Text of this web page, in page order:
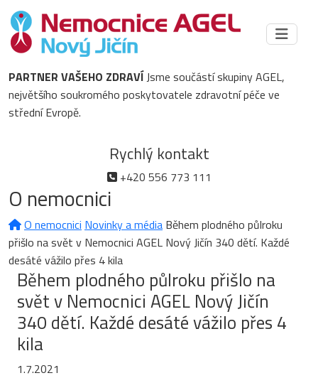
PARTNER VAŠEHO ZDRAVÍJsme součástí skupiny AGEL,
největšího soukromého poskytovatele zdravotní péče ve
střední Evropě.
Rychlý kontakt
+420 556 773 111
O nemocnici
O nemocnici Novinky a média Během plodného půlroku
přišlo na svět v Nemocnici AGEL Nový Jičín 340 dětí. Každé
desáté vážilo přes 4 kila
Během plodného půlroku přišlo na
svět v Nemocnici AGEL Nový Jičín
340 dětí. Každé desáté vážilo přes 4
kila
1.7.2021